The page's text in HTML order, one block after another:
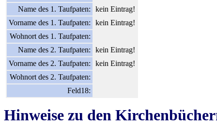
Name des 1. Taufpaten:
kein Eintrag!
Vorname des 1. Taufpaten:
kein Eintrag!
Wohnort des 1. Taufpaten:
Name des 2. Taufpaten:
kein Eintrag!
Vorname des 2. Taufpaten:
kein Eintrag!
Wohnort des 2. Taufpaten:
Feld18:
Hinweise zu den